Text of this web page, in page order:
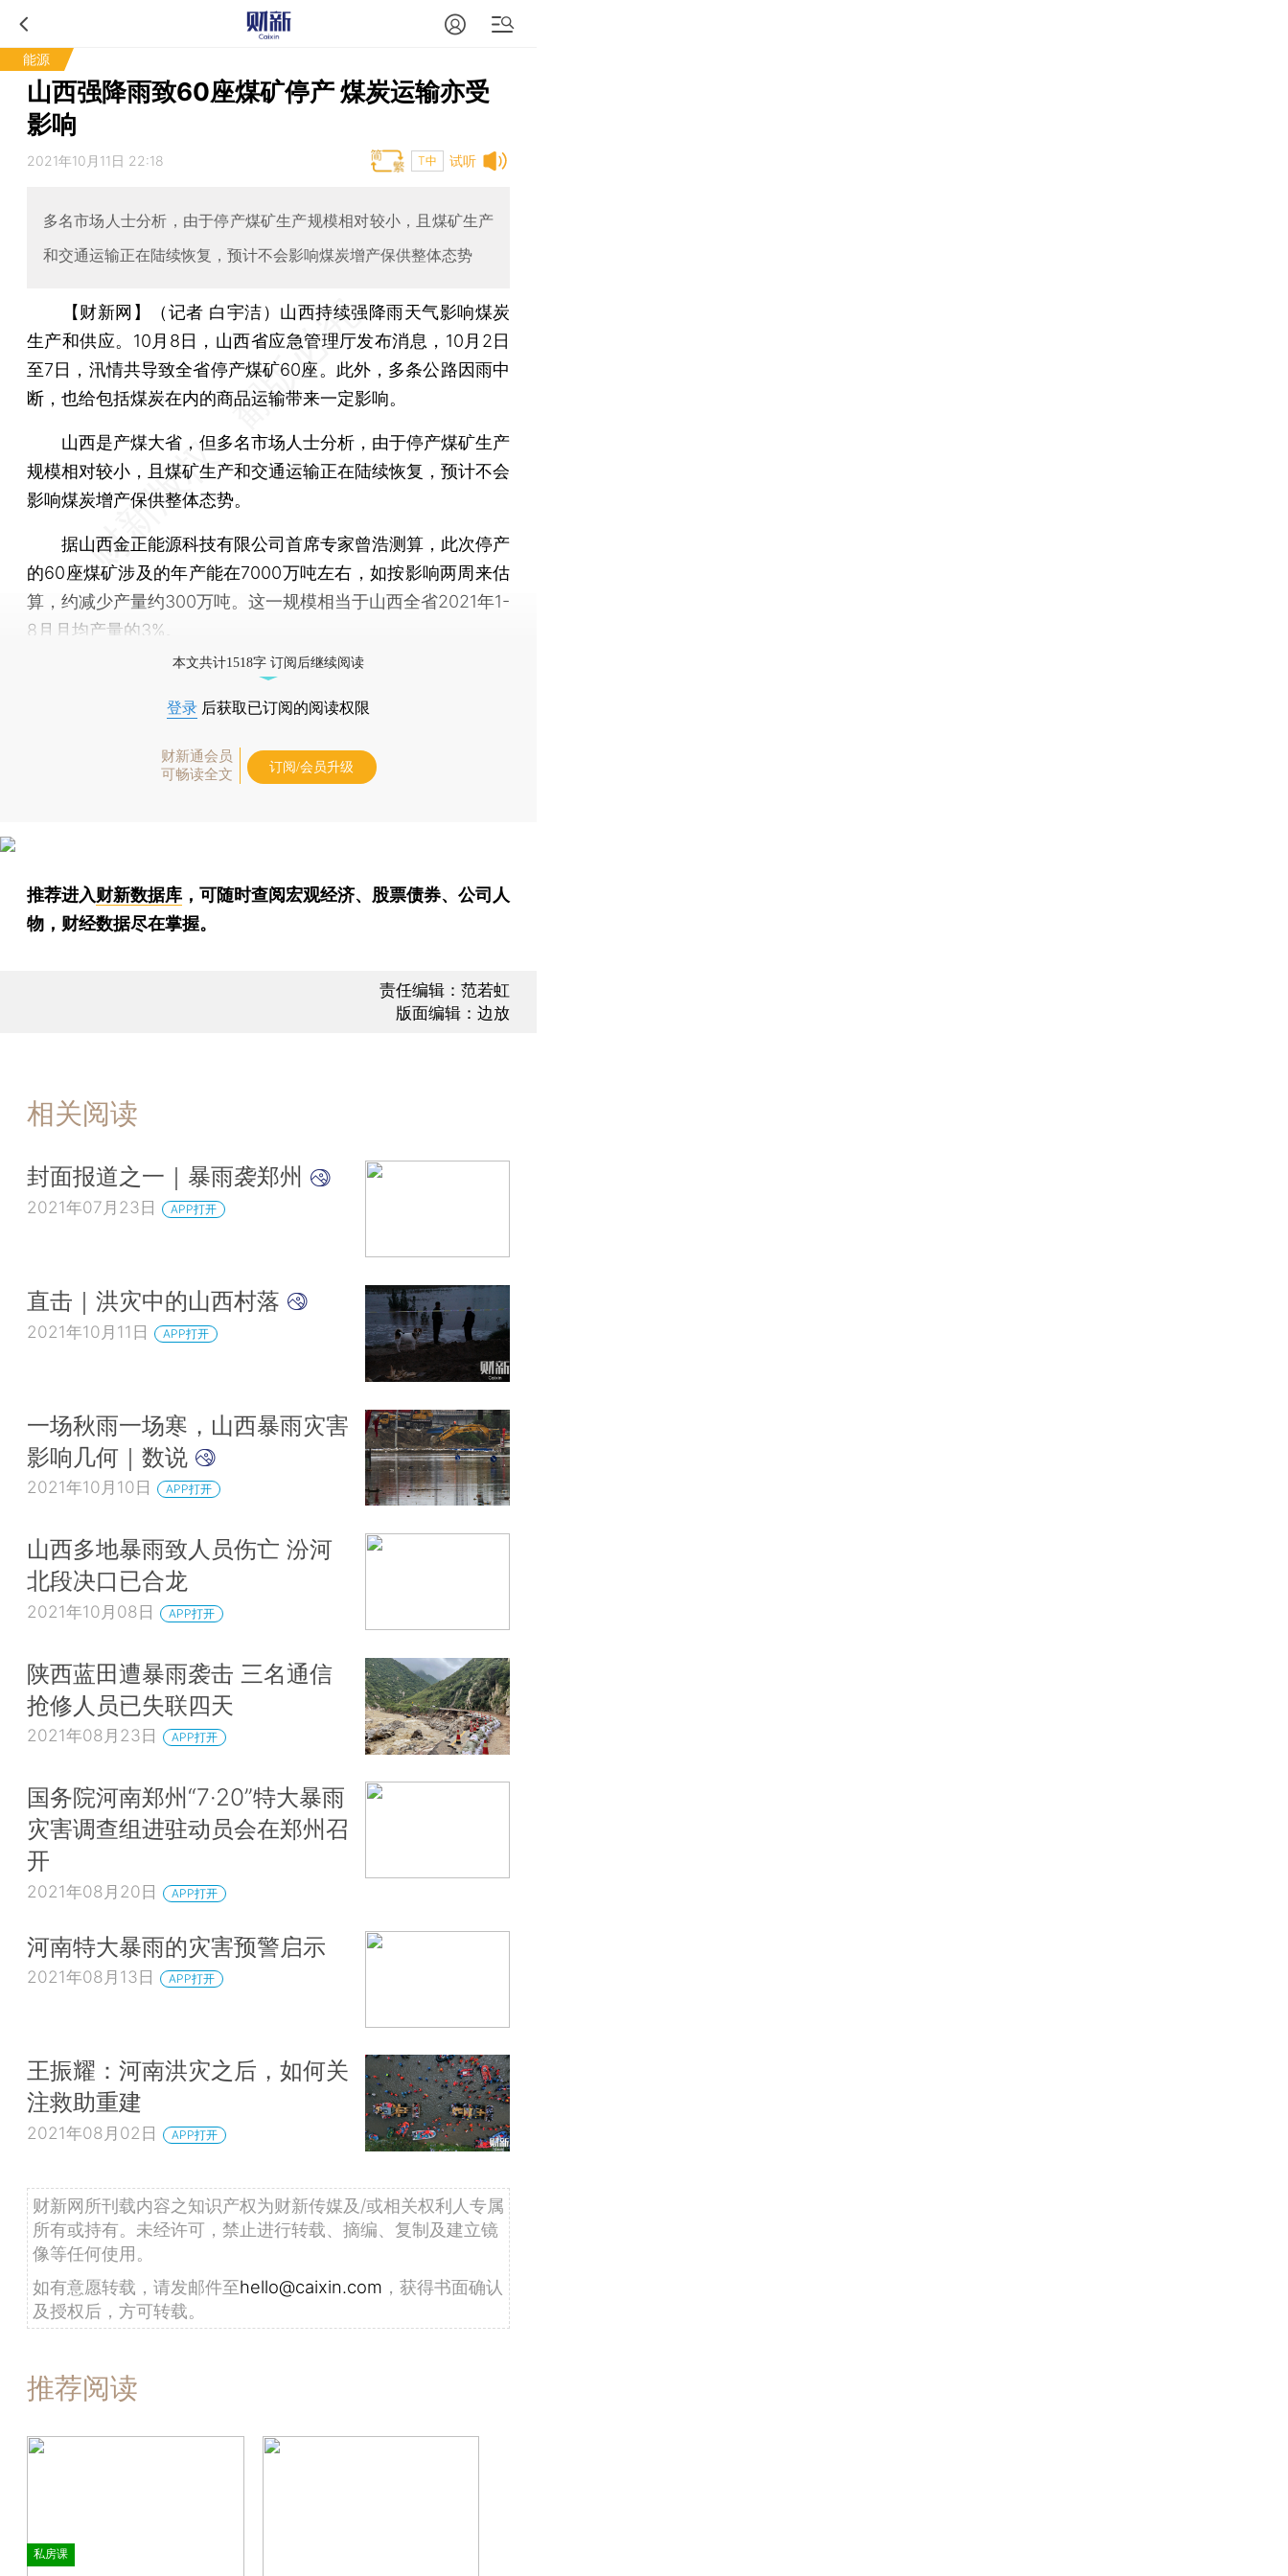
能源
山西强降雨致60座煤矿停产 煤炭运输亦受
影响
试听
2021年10月11日 22:18 T中
多名市场人士分析，由于停产煤矿生产规模相对较小，且煤矿生产
和交通运输正在陆续恢复，预计不会影响煤炭增产保供整体态势
【财新网】（记者 白宇洁） 山西持续强降雨天气影响煤炭
生产和供应。10月8日，山西省应急管理厅发布消息，10月2日
至7日，汛情共导致全省停产煤矿60座。此外，多条公路因雨中
断，也给包括煤炭在内的商品运输带来一定影响。
山西是产煤大省，但多名市场人士分析，由于停产煤矿生产
规模相对较小，且煤矿生产和交通运输正在陆续恢复，预计不会
影响煤炭增产保供整体态势。
据山西金正能源科技有限公司首席专家曾浩测算，此次停产
的60座煤矿涉及的年产能在7000万吨左右，如按影响两周来估
算，约减少产量约300万吨。这一规模相当于山西全省2021年1-
8月月均产量的3%。
本文共计1518字 订阅后继续阅读
登录 后获取已订阅的阅读权限
财新通会员
可畅读全文
订阅/会员升级
推荐进入财新数据库 ，可随时查阅宏观经济、股票债券、公司人
物，财经数据尽在掌握。
责任编辑：范若虹
版面编辑：边放
相关阅读
封面报道之一｜暴雨袭郑州
2021年07月23日 APP打开
直击｜洪灾中的山西村落
2021年10月11日 APP打开
一场秋雨一场寒，山西暴雨灾害
影响几何｜数说
2021年10月10日 APP打开
山西多地暴雨致人员伤亡 汾河
北段决口已合龙
2021年10月08日 APP打开
陕西蓝田遭暴雨袭击 三名通信
抢修人员已失联四天
2021年08月23日 APP打开
国务院河南郑州“7·20”特大暴雨
灾害调查组进驻动员会在郑州召
开
2021年08月20日 APP打开
河南特大暴雨的灾害预警启示
2021年08月13日 APP打开
王振耀：河南洪灾之后，如何关
注救助重建
2021年08月02日 APP打开
财新网所刊载内容之知识产权为财新传媒及/或相关权利人专属
所有或持有。未经许可，禁止进行转载、摘编、复制及建立镜
像等任何使用。
如有意愿转载，请发邮件至hello@caixin.com ，获得书面确认
及授权后，方可转载。
推荐阅读
私房课